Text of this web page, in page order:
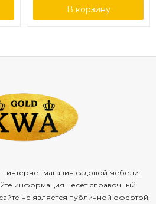
В корзину
интернет магазин садовой мебели
информация несёт справочный
не является публичной офертой,